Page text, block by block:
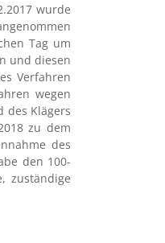
wurde
Tag um
und diesen
Verfahren
wegen
des Klägers
zu dem
des
den 100-
zuständige